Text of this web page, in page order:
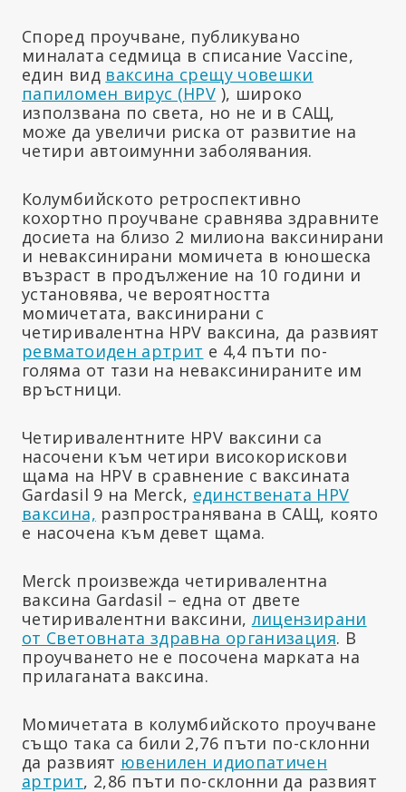
Според проучване, публикувано
миналата седмица в списание Vaccine,
един вид ваксина срещу човешки
папиломен вирус (HPV ), широко
използвана по света, но не и в САЩ,
може да увеличи риска от развитие на
четири автоимунни заболявания.
Колумбийското ретроспективно
кохортно проучване сравнява здравните
досиета на близо 2 милиона ваксинирани
и неваксинирани момичета в юношеска
възраст в продължение на 10 години и
установява, че вероятността
момичетата, ваксинирани с
четиривалентна HPV ваксина, да развият
ревматоиден артрит е 4,4 пъти по-
голяма от тази на неваксинираните им
връстници.
Четиривалентните HPV ваксини са
насочени към четири високорискови
щама на HPV в сравнение с ваксината
Gardasil 9 на Merck, единствената HPV
ваксина, разпространявана в САЩ, която
е насочена към девет щама.
Merck произвежда четиривалентна
ваксина Gardasil – една от двете
четиривалентни ваксини, лицензирани
от Световната здравна организация. В
проучването не е посочена марката на
прилаганата ваксина.
Момичетата в колумбийското проучване
също така са били 2,76 пъти по-склонни
да развият ювенилен идиопатичен
артрит, 2,86 пъти по-склонни да развият